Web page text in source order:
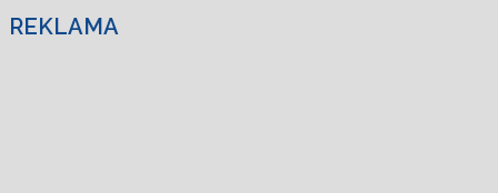
REKLAMA